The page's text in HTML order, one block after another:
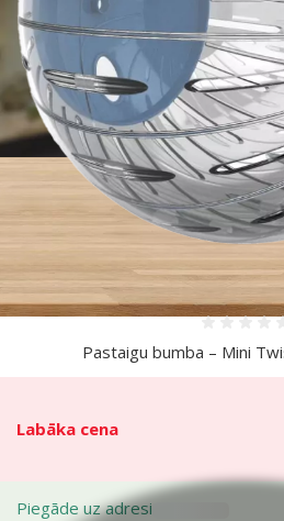
Pastaigu bumba – Mini
Labāka cena
Piegāde uz adresi
Vairāk